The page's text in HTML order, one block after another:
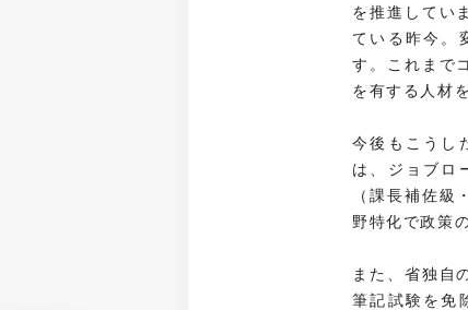
を推進してい
ている昨今。
す。これまで
を有する人材
今後もこうし
は、ジョブロ
（課長補佐
野特化で政策
また、省独自
筆記試験を免